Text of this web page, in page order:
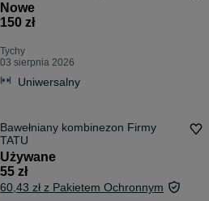
Nowe
150 zł
Tychy
03 sierpnia 2026
Uniwersalny
Bawełniany kombinezon Firmy
TATU
Używane
55 zł
60,43 zł z Pakietem Ochronnym